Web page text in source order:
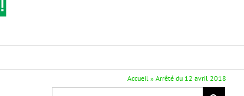
Accueil » Arrêté du 12 avril 2018